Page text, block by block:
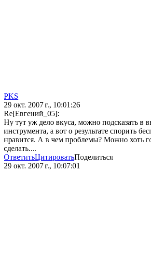
PKS
29 окт. 2007 г., 10:01:26
Re[Евгений_05]:
Ну тут уж дело вкуса, можно подсказать в
инструмента, а вот о результате спорить
нравится. А в чем проблемы? Можно хоть
сделать....
ОтветитьЦитироватьПоделиться
29 окт. 2007 г., 10:07:01